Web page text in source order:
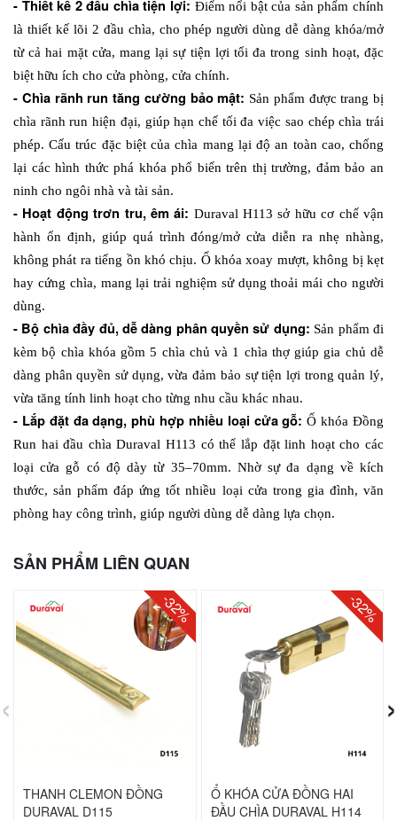
- Thiết kế 2 đầu chìa tiện lợi: Điểm nổi bật của sản phẩm chính
là thiết kế lõi 2 đầu chìa, cho phép người dùng dễ dàng khóa/mở
từ cả hai mặt cửa, mang lại sự tiện lợi tối đa trong sinh hoạt, đặc
biệt hữu ích cho cửa phòng, cửa chính.
- Chìa rãnh run tăng cường bảo mật: Sản phẩm được trang bị
chìa rãnh run hiện đại, giúp hạn chế tối đa việc sao chép chìa trái
phép. Cấu trúc đặc biệt của chìa mang lại độ an toàn cao, chống
lại các hình thức phá khóa phổ biến trên thị trường, đảm bảo an
ninh cho ngôi nhà và tài sản.
- Hoạt động trơn tru, êm ái: Duraval H113 sở hữu cơ chế vận
hành ổn định, giúp quá trình đóng/mở cửa diễn ra nhẹ nhàng,
không phát ra tiếng ồn khó chịu. Ổ khóa xoay mượt, không bị kẹt
hay cứng chìa, mang lại trải nghiệm sử dụng thoải mái cho người
dùng.
- Bộ chìa đầy đủ, dễ dàng phân quyền sử dụng: Sản phẩm đi
kèm bộ chìa khóa gồm 5 chìa chủ và 1 chìa thợ giúp gia chủ dễ
dàng phân quyền sử dụng, vừa đảm bảo sự tiện lợi trong quản lý,
vừa tăng tính linh hoạt cho từng nhu cầu khác nhau.
- Lắp đặt đa dạng, phù hợp nhiều loại cửa gỗ: Ổ khóa Đồng
Run hai đầu chìa Duraval H113 có thể lắp đặt linh hoạt cho các
loại cửa gỗ có độ dày từ 35–70mm. Nhờ sự đa dạng về kích
thước, sản phẩm đáp ứng tốt nhiều loại cửa trong gia đình, văn
phòng hay công trình, giúp người dùng dễ dàng lựa chọn.
SẢN PHẨM LIÊN QUAN
-32%
THANH CLEMON ĐỒNG
DURAVAL D115
-32%
Ổ KHÓA CỬA ĐỒNG HAI
ĐẦU CHÌA DURAVAL H114
‹ ›